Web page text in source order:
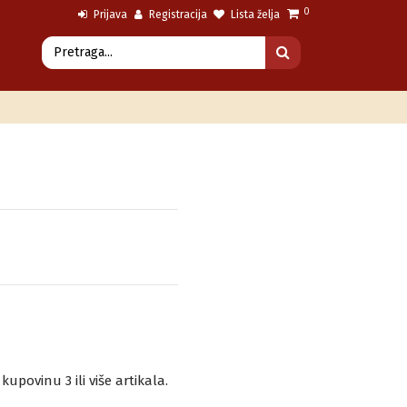
Prijava Registracija Lista želja 0
3 ili više artikala.